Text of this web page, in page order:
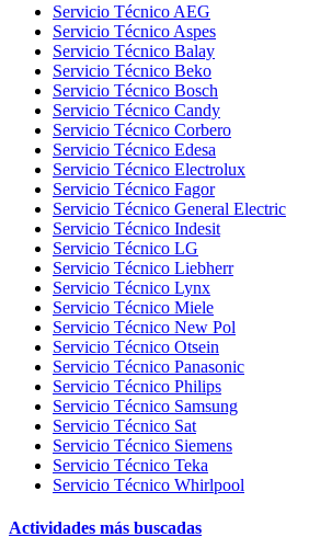
Servicio Técnico AEG
Servicio Técnico Aspes
Servicio Técnico Balay
Servicio Técnico Beko
Servicio Técnico Bosch
Servicio Técnico Candy
Servicio Técnico Corbero
Servicio Técnico Edesa
Servicio Técnico Electrolux
Servicio Técnico Fagor
Servicio Técnico General Electric
Servicio Técnico Indesit
Servicio Técnico LG
Servicio Técnico Liebherr
Servicio Técnico Lynx
Servicio Técnico Miele
Servicio Técnico New Pol
Servicio Técnico Otsein
Servicio Técnico Panasonic
Servicio Técnico Philips
Servicio Técnico Samsung
Servicio Técnico Sat
Servicio Técnico Siemens
Servicio Técnico Teka
Servicio Técnico Whirlpool
Actividades más buscadas